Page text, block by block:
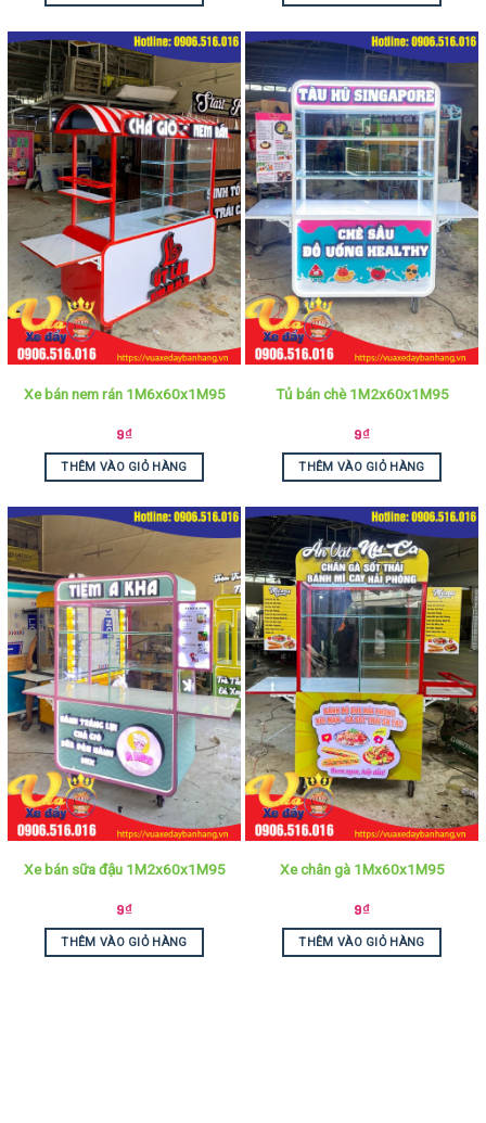
Xe bán nem rán 1M6x60x1M95
9₫
THÊM VÀO GIỎ HÀNG
Tủ bán chè 1M2x60x1M95
9₫
THÊM VÀO GIỎ HÀNG
Xe bán sữa đậu 1M2x60x1M95
9₫
THÊM VÀO GIỎ HÀNG
Xe chân gà 1Mx60x1M95
9₫
THÊM VÀO GIỎ HÀNG